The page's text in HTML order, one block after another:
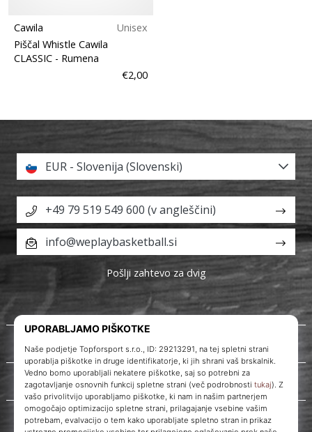
Cawila
Unisex
Piščal Whistle Cawila
CLASSIC - Rumena
€2,00
O nas
Storitve za stranke
EUR - Slovenija (Slovenski)
+49 79 519 549 600 (v angleščini)
info@weplaybasketball.si
Pošlji zahtevo za dvig